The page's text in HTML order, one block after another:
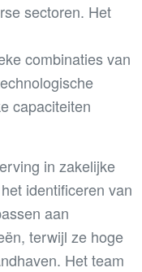
sectoren. Het
combinaties van
capaciteiten
in zakelijke
identificeren van
aan
terwijl ze hoge
Het team